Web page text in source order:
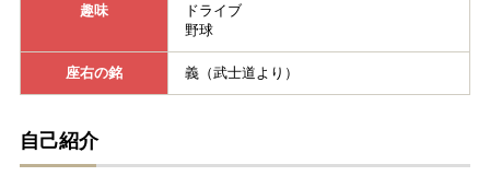
刑事事件について 知りたい方
趣味
ドライブ
野球
座右の銘 義（武士道より）
自己紹介